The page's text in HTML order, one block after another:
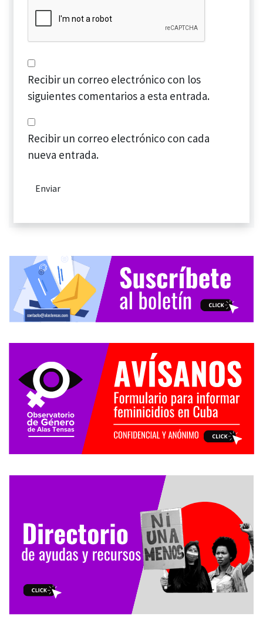
Recibir un correo electrónico con los
siguientes comentarios a esta entrada.
Recibir un correo electrónico con cada
nueva entrada.